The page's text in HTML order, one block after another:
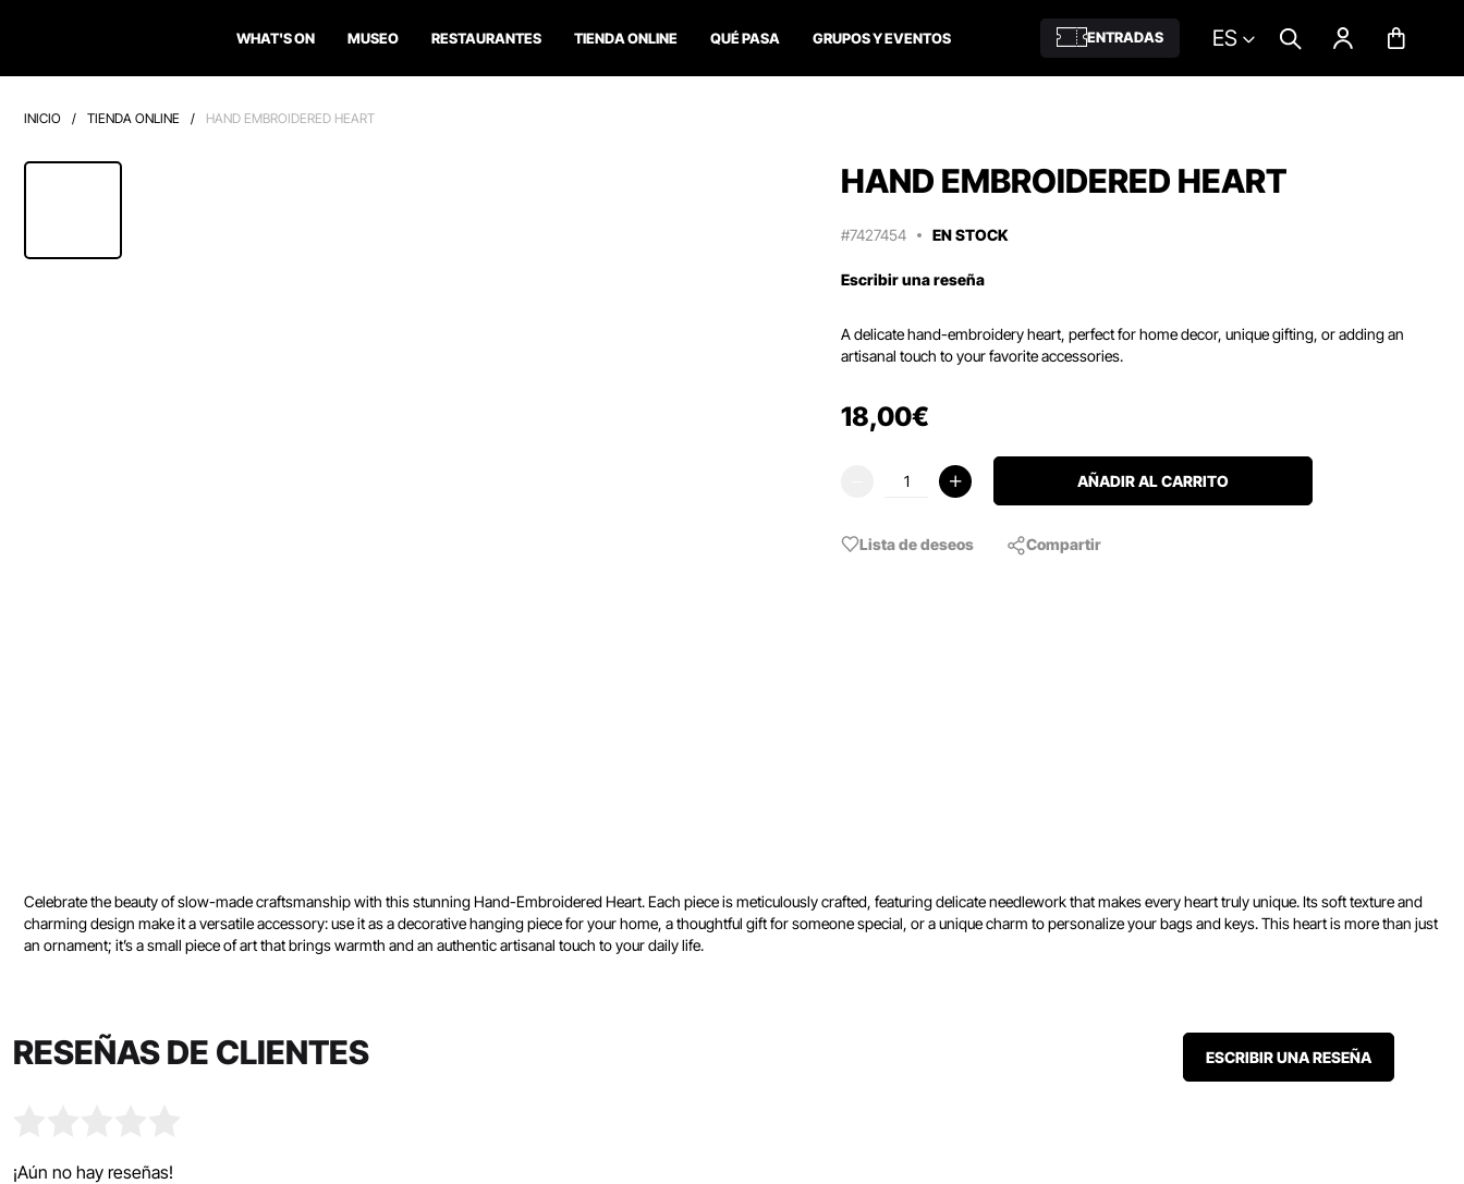
WHAT'S ON MUSEO RESTAURANTES TIENDA ONLINE QUÉ PASA GRUPOS Y EVENTOS ENTRADAS ES
INICIO / TIENDA ONLINE / HAND EMBROIDERED HEART
HAND EMBROIDERED HEART
#7427454 EN STOCK
Escribir una reseña
A delicate hand-embroidery heart, perfect for home decor, unique gifting, or adding an
artisanal touch to your favorite accessories.
18,00€
AÑADIR AL CARRITO
Lista de deseos Compartir
Celebrate the beauty of slow-made craftsmanship with this stunning Hand-Embroidered Heart. Each piece is meticulously crafted, featuring delicate needlework that makes every heart truly unique. Its soft texture and
charming design make it a versatile accessory: use it as a decorative hanging piece for your home, a thoughtful gift for someone special, or a unique charm to personalize your bags and keys. This heart is more than just
an ornament; it’s a small piece of art that brings warmth and an authentic artisanal touch to your daily life.
RESEÑAS DE CLIENTES
¡Aún no hay reseñas!
ESCRIBIR UNA RESEÑA